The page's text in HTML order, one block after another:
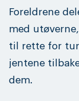
Foreldrene
med
til rette for
jentene
dem.